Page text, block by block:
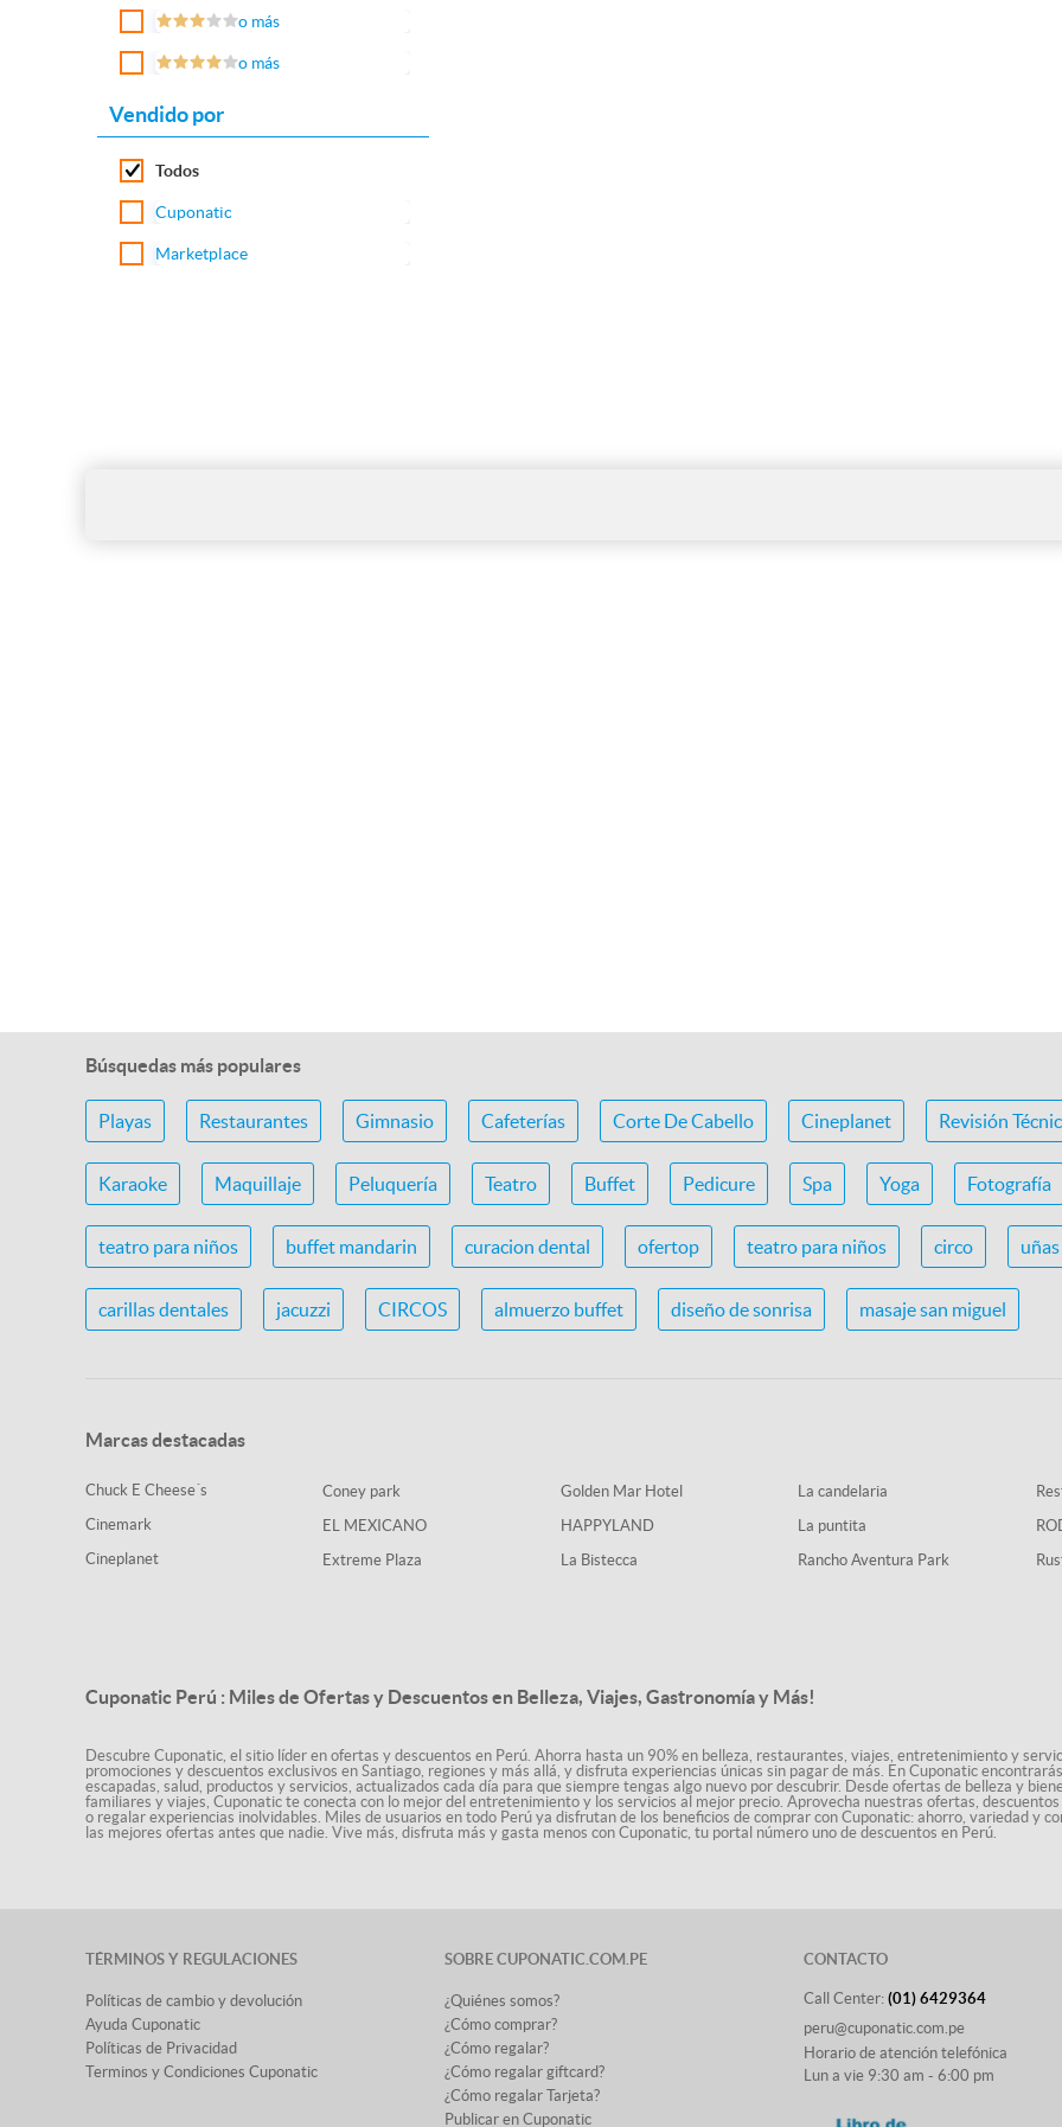
o más
o más
Vendido por
Todos
Cuponatic
Marketplace
Búsquedas más populares
Playas Restaurantes Gimnasio Cafeterías Corte De Cabello Cineplanet Revisión
Karaoke Maquillaje Peluquería Teatro Buffet Pedicure Spa Yoga Fotografía
teatro para niños buffet mandarin curacion dental ofertop teatro para niños circo
carillas dentales jacuzzi CIRCOS almuerzo buffet diseño de sonrisa masaje san miguel
Marcas destacadas
Chuck E Cheese´s
Cinemark
Cineplanet
Coney park
EL MEXICANO
Extreme Plaza
Golden Mar Hotel
HAPPYLAND
La Bistecca
La candelaria
La puntita
Rancho Aventura Park
Cuponatic Perú : Miles de Ofertas y Descuentos en Belleza, Viajes, Gastronomía y Más!
Descubre Cuponatic, el sitio líder en ofertas y descuentos en Perú. Ahorra hasta un 90% en belleza, restaurantes, viajes, entretenimiento y
promociones y descuentos exclusivos en Santiago, regiones y más allá, y disfruta experiencias únicas sin pagar de más. En Cuponatic
escapadas, salud, productos y servicios, actualizados cada día para que siempre tengas algo nuevo por descubrir. Desde ofertas de belleza y
familiares y viajes, Cuponatic te conecta con lo mejor del entretenimiento y los servicios al mejor precio. Aprovecha nuestras ofertas,
o regalar experiencias inolvidables. Miles de usuarios en todo Perú ya disfrutan de los beneficios de comprar con Cuponatic: ahorro, variedad y
las mejores ofertas antes que nadie. Vive más, disfruta más y gasta menos con Cuponatic, tu portal número uno de descuentos en Perú.
TÉRMINOS Y REGULACIONES
Políticas de cambio y devolución
Ayuda Cuponatic
Políticas de Privacidad
Terminos y Condiciones Cuponatic
SOBRE CUPONATIC.COM.PE
¿Quiénes somos?
¿Cómo comprar?
¿Cómo regalar?
¿Cómo regalar giftcard?
¿Cómo regalar Tarjeta?
Publicar en Cuponatic
CONTACTO
Call Center: (01) 6429364
peru@cuponatic.com.pe
Horario de atención telefónica
Lun a vie 9:30 am - 6:00 pm